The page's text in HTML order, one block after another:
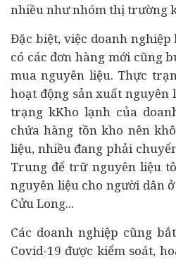
nhiều như nhóm thị trường
Đặc biệt, việc doanh
có các đơn hàng mới cũng
mua nguyên liệu. Thực
hoạt động sản xuất nguyên
trạng kKho lạnh của
chứa hàng tồn kho nên
liệu, nhiều đang phải
Trung để trữ nguyên liệu
nguyên liệu cho người dân
Cửu Long...
Các doanh nghiệp cũng
Covid-19 được kiểm soát,